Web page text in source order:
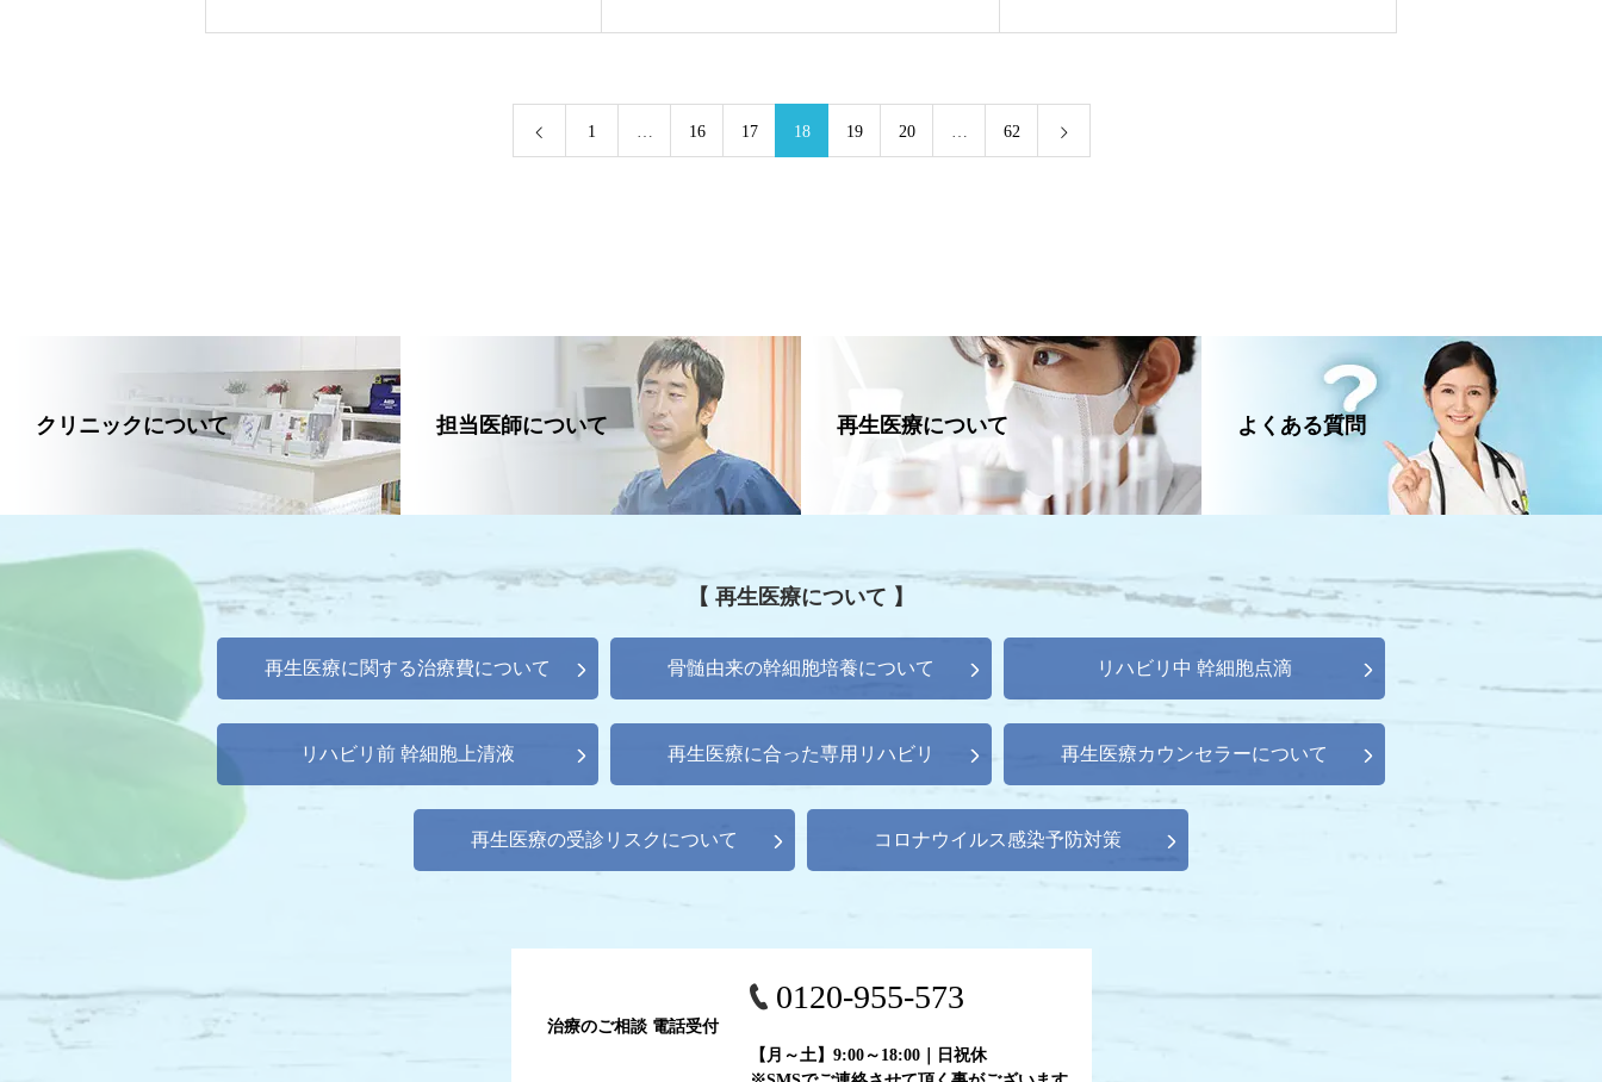
1 … 16 17 18 19 20 … 62
クリニックについて 担当医師について 再生医療について よくある質問
【 再生医療について 】
再生医療に関する治療費について 骨髄由来の幹細胞培養について リハビリ中 幹細胞点滴
リハビリ前 幹細胞上清液 再生医療に合った専用リハビリ 再生医療カウンセラーについて
再生医療の受診リスクについて コロナウイルス感染予防対策
治療のご相談 電話受付
0120-955-573
【月～土】9:00～18:00｜日祝休